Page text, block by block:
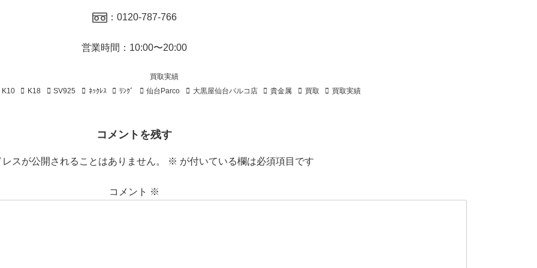
：0120-787-766
営業時間：10:00〜20:00
買取実績
K10 K18 SV925 ﾈｯｸﾚｽ ﾘﾝｸﾞ 仙台Parco 大黒屋仙台パルコ店 貴金属 買取 買取実績
コメントを残す
レスが公開されることはありません。 ※ が付いている欄は必須項目です
コメント ※